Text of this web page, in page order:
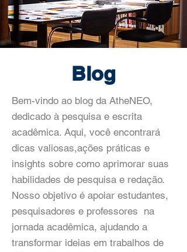
Blog
Bem-vindo ao blog da AtheNEO,
dedicado à pesquisa e escrita
acadêmica. Aqui, você encontrará
dicas valiosas,ações práticas e
insights sobre como aprimorar suas
habilidades de pesquisa e redação.
Nosso objetivo é apoiar estudantes,
pesquisadores e professores na
jornada acadêmica, ajudando a
transformar ideias em trabalhos de